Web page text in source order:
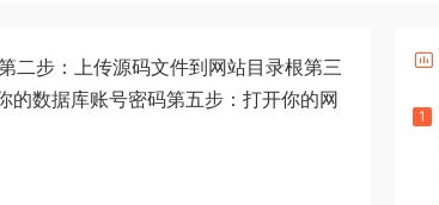
二步：上传源码文件到网站目录根第三
数据库账号密码第五步：打开你的网
1